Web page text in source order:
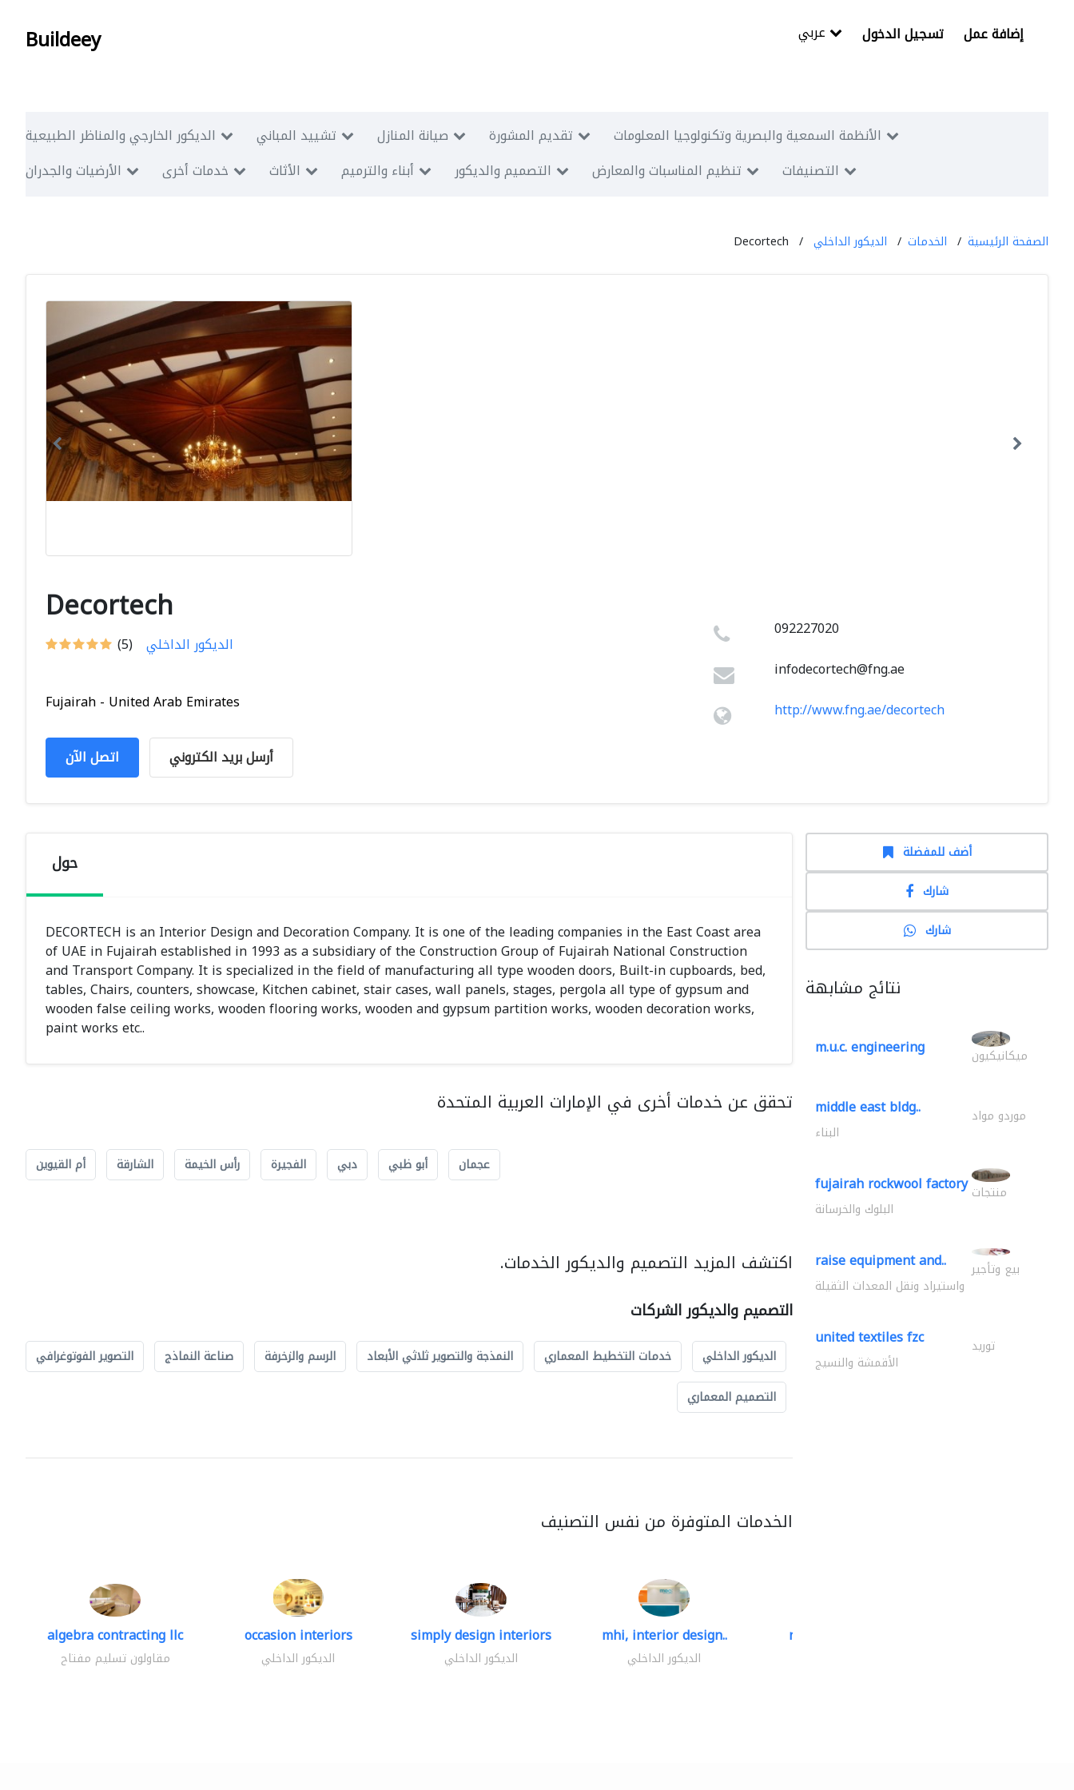
Buildeey تسجيل الدخول إضافة عمل
الديكور الخارجي والمناظر الطبيعية تشييد المباني صيانة المنازل تقديم المشورة
الأنظمة السمعية والبصرية وتكنولوجيا المعلومات
الأرضيات والجدران
خدمات أخرى الأثاث أبناء والترميم التصميم والديكور تنظيم المناسبات والمعارض التصنيفات
الصفحة الرئيسية الخدمات الديكور الداخلي Decortech
Decortech
(5) الديكور الداخلي
Fujairah - United Arab Emirates
اتصل الآن أرسل بريد الكتروني
092227020
infodecortech@fng.ae
http://www.fng.ae/decortech
حول
DECORTECH is an Interior Design and Decoration Company. It is one of the leading companies in the East Coast area
of UAE in Fujairah established in 1993 as a subsidiary of the Construction Group of Fujairah National Construction
and Transport Company. It is specialized in the field of manufacturing all type wooden doors, Built-in cupboards, bed,
tables, Chairs, counters, showcase, Kitchen cabinet, stair cases, wall panels, stages, pergola all type of gypsum and
wooden false ceiling works, wooden flooring works, wooden and gypsum partition works, wooden decoration works,
paint works etc..
تحقق عن خدمات أخرى في الإمارات العربية المتحدة
عجمان أبو ظبي دبي الفجيرة رأس الخيمة الشارقة أم القيوين
اكتشف المزيد التصميم والديكور الخدمات.
التصميم والديكور الشركات
الديكور الداخلي خدمات التخطيط المعماري النمذجة والتصوير ثلاثي الأبعاد الرسم والزخرفة صناعة النماذج
التصوير الفوتوغرافي
التصميم المعماري
الخدمات المتوفرة من نفس التصنيف
algebra contracting llc
مقاولون تسليم مفتاح
occasion interiors
الديكور الداخلي
simply design interiors
الديكور الداخلي
mhi, interior design..
الديكور الداخلي
neo space interiors
أضف للمفضلة
شارك
شارك
نتائج مشابهة
m.u.c. engineering ميكانيكيون
middle east bldg.. موردو مواد
البناء
fujairah rockwool factory منتجات
البلوك والخرسانة
raise equipment and.. بيع وتأجير
واستيراد ونقل المعدات الثقيلة
united textiles fzc توريد
الأقمشة والنسيج